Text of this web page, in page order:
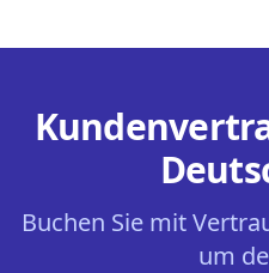
Buchen Sie mit
um